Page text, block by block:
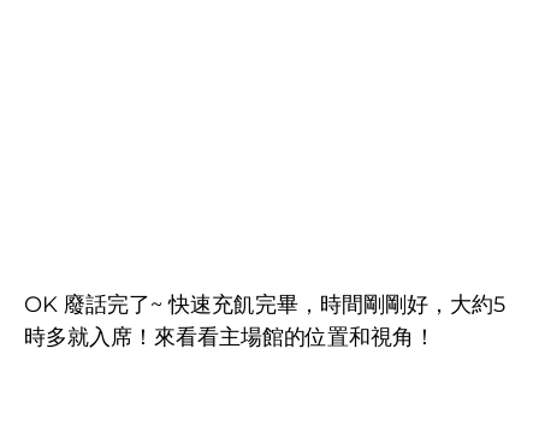
OK 廢話完了~ 快速充飢完畢，時間剛剛好，大約5
時多就入席！來看看主場館的位置和視角！